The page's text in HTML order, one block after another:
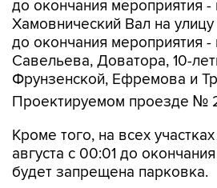
до окончания мероприятия -
Савельева, Доватора, 10-
Фрунзенской, Ефремова и
Проектируемом проезде №
Кроме того, на всех участках
будет запрещена парковка.
Помимо этого, в